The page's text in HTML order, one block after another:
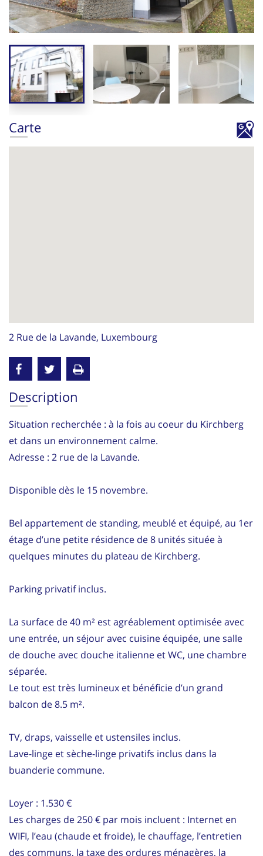
Carte
2 Rue de la Lavande, Luxembourg
Description
Situation recherchée : à la fois au coeur du Kirchberg
et dans un environnement calme.
Adresse : 2 rue de la Lavande.
Disponible dès le 15 novembre.
Bel appartement de standing, meublé et équipé, au 1er
étage d’une petite résidence de 8 unités située à
quelques minutes du plateau de Kirchberg.
Parking privatif inclus.
La surface de 40 m² est agréablement optimisée avec
une entrée, un séjour avec cuisine équipée, une salle
de douche avec douche italienne et WC, une chambre
séparée.
Le tout est très lumineux et bénéficie d’un grand
balcon de 8.5 m².
TV, draps, vaisselle et ustensiles inclus.
Lave-linge et sèche-linge privatifs inclus dans la
buanderie commune.
Loyer : 1.530 €
Les charges de 250 € par mois incluent : Internet en
WIFI, l’eau (chaude et froide), le chauffage, l’entretien
des communs, la taxe des ordures ménagères, la